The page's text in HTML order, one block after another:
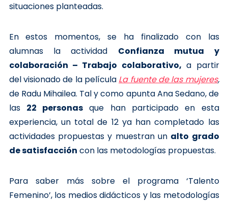
situaciones planteadas.
En estos momentos, se ha finalizado con las
alumnas la actividad Confianza mutua y
colaboración – Trabajo colaborativo, a partir
del visionado de la película La fuente de las mujeres,
de Radu Mihailea. Tal y como apunta Ana Sedano, de
las 22 personas que han participado en esta
experiencia, un total de 12 ya han completado las
actividades propuestas y muestran un alto grado
de satisfacción con las metodologías propuestas.
Para saber más sobre el programa ‘Talento
Femenino’, los medios didácticos y las metodologías